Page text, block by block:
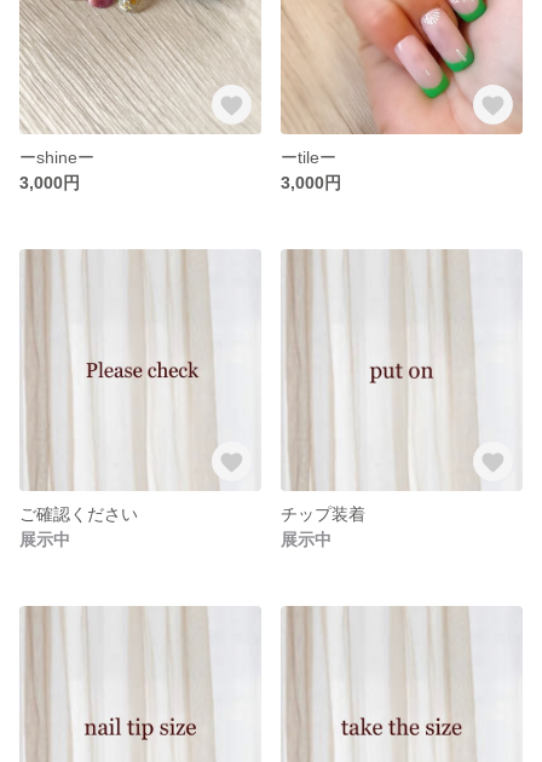
ーshineー
3,000円
ーtileー
3,000円
ご確認ください
展示中
チップ装着
展示中